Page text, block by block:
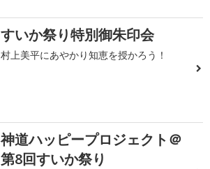
すいか祭り特別御朱印会
村上美平にあやかり知恵を授かろう！
神道ハッピープロジェクト＠
第8回すいか祭り